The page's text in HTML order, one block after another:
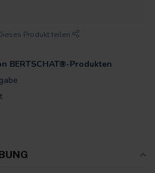
Produkt teilen
BERTSCHAT®-Produkten